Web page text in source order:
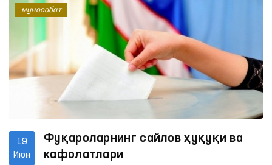
19
Июн
Фуқароларнинг сайлов ҳуқуқи ва
кафолатлари
муносабат